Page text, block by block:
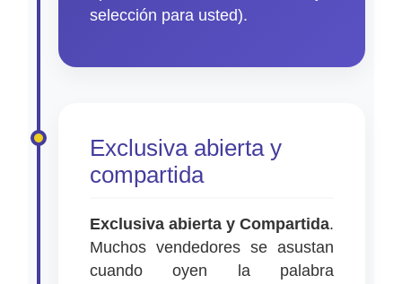
selección para usted).
Exclusiva abierta y
compartida
Exclusiva abierta y Compartida.
Muchos vendedores se asustan
cuando oyen la palabra